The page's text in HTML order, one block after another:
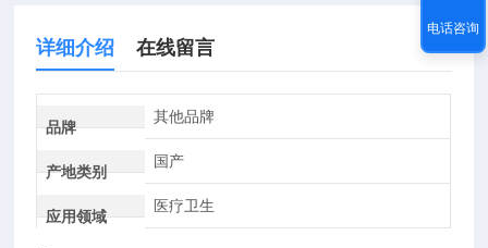
详细介绍 在线留言
品牌
其他品牌
产地类别
国产
应用领域
医疗卫生
电话咨询